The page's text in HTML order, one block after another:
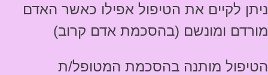
ניתן לקיים את הטיפול אפילו כאשר האדם
מורדם ומונשם (בהסכמת אדם קרוב)
הטיפול מותנה בהסכמת המטופל/ת